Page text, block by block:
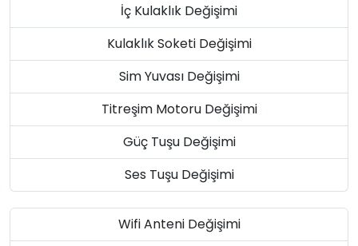
İç Kulaklık Değişimi
Kulaklık Soketi Değişimi
Sim Yuvası Değişimi
Titreşim Motoru Değişimi
Güç Tuşu Değişimi
Ses Tuşu Değişimi
Wifi Anteni Değişimi